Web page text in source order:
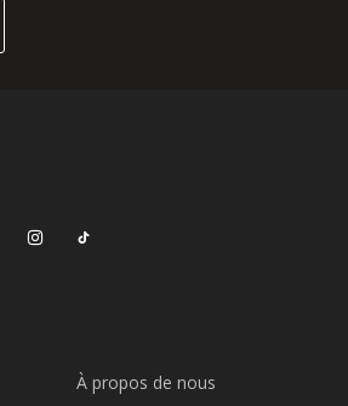
À propos de nous